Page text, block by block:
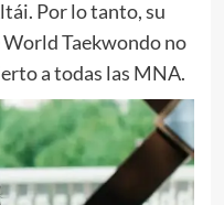
Por lo tanto, su
Taekwondo no
a todas las MNA.